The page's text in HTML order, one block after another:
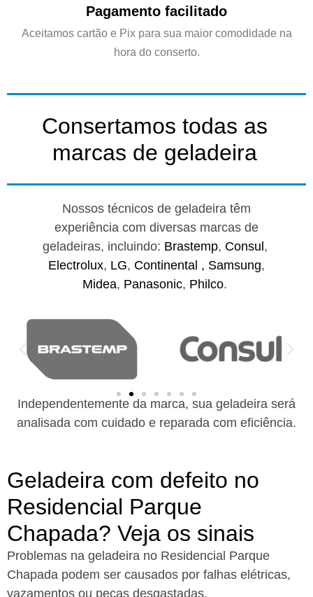
Pagamento facilitado
Aceitamos cartão e Pix para sua maior comodidade na
hora do conserto.
Consertamos todas as
marcas de geladeira
Nossos técnicos de geladeira têm
experiência com diversas marcas de
geladeiras, incluindo: Brastemp, Consul ,
Electrolux, LG, Continental , Samsung,
Midea, Panasonic, Philco.
Independentemente da marca, sua geladeira será
analisada com cuidado e reparada com eficiência.
Geladeira com defeito no
Residencial Parque
Chapada? Veja os sinais
Problemas na geladeira no Residencial Parque
Chapada podem ser causados por falhas elétricas,
vazamentos ou peças desgastadas.